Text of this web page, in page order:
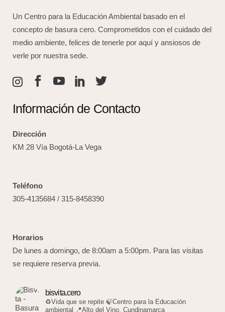
Un Centro para la Educación Ambiental basado en el
concepto de basura cero. Comprometidos con el cuidado del
medio ambiente, felices de tenerle por aquí y ansiosos de
verle por nuestra sede.
Información de Contacto
Dirección
KM 28 Vía Bogotá-La Vega
Teléfono
305-4135684 / 315-8458390
Horarios
De lunes a domingo, de 8:00am a 5:00pm. Para las visitas
se requiere reserva previa.
bisvita.cero
♻️Vida que se repite 🍃Centro para la Educación
ambiental
📍Alto del Vino, Cundinamarca